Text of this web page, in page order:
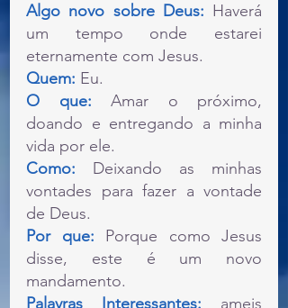
Algo novo sobre Deus: Haverá
um tempo onde estarei
eternamente com Jesus.
Quem: Eu.
O que: Amar o próximo,
doando e entregando a minha
vida por ele.
Como: Deixando as minhas
vontades para fazer a vontade
de Deus.
Por que: Porque como Jesus
disse, este é um novo
mandamento.
Palavras Interessantes: ameis